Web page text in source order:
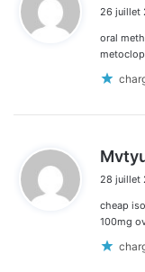
26 juillet
oral
28 juillet
cheap
100mg